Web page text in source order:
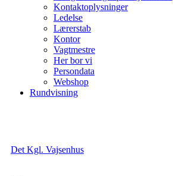
Det Kgl. Vajsenhus
Kontaktoplysninger
Ledelse
Lærerstab
Kontor
Vagtmestre
Her bor vi
Persondata
Webshop
Rundvisning